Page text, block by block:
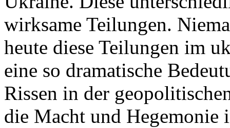
wirksame Teilungen.
heute diese Teilungen im
eine so dramatische
Rissen in der
die Macht und Hegemonie